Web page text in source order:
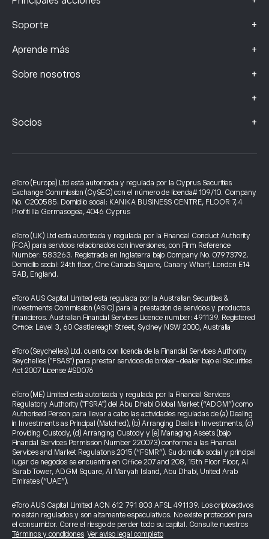
Soporte +
Aprende más +
Sobre nosotros +
+
Socios +
eToro (Europe) Ltd está autorizada y regulada por la Cyprus Securities
Exchange Commission (CySEC) con el número de licencia# 109/10. Company
No. C200585. Domicilio social: KANIKA BUSINESS CENTRE, FLOOR 7, 4
Profiti Ilia Germasogeia, 4046 Cyprus
eToro (UK) Ltd está autorizada y regulada por la Financial Conduct Authority
(FCA) para servicios relacionados con inversiones, con Firm Reference
Number: 583263. Registrada en Inglaterra bajo Company No. 07973792.
Domicilio social: 24th floor, One Canada Square, Canary Wharf, London E14
5AB, England.
eToro AUS Capital Limited está regulada por la Australian Securities &
Investments Commission (ASIC) para la prestación de servicios y productos
financieros. Australian Financial Services Licence number: 491139. Registered
Office: Level 3, 60 Castlereagh Street, Sydney NSW 2000, Australia
eToro (Seychelles) Ltd. cuenta con licencia de la Financial Services Authority
Seychelles ("FSAS") para prestar servicios de broker-dealer bajo el Securities
Act 2007 License #SD076
eToro (ME) Limited está autorizada y regulada por la Financial Services
Regulatory Authority ("FSRA") del Abu Dhabi Global Market (“ADGM”) como
Authorised Person para llevar a cabo las actividades reguladas de (a) Dealing
in Investments as Principal (Matched), (b) Arranging Deals in Investments, (c)
Providing Custody, (d) Arranging Custody y (e) Managing Assets (bajo
Financial Services Permission Number 220073) conforme a las Financial
Services and Market Regulations 2015 (“FSMR”). Su domicilio social y principal
lugar de negocios se encuentra en Office 207 and 208, 15th Floor Floor, Al
Sarab Tower, ADGM Square, Al Maryah Island, Abu Dhabi, United Arab
Emirates (“UAE”).
eToro AUS Capital Limited ACN 612 791 803 AFSL 491139. Los criptoactivos
no están regulados y son altamente especulativos. No existe protección para
el consumidor. Corre el riesgo de perder todo su capital. Consulte nuestros
Términos y condiciones.Ver aviso legal completo